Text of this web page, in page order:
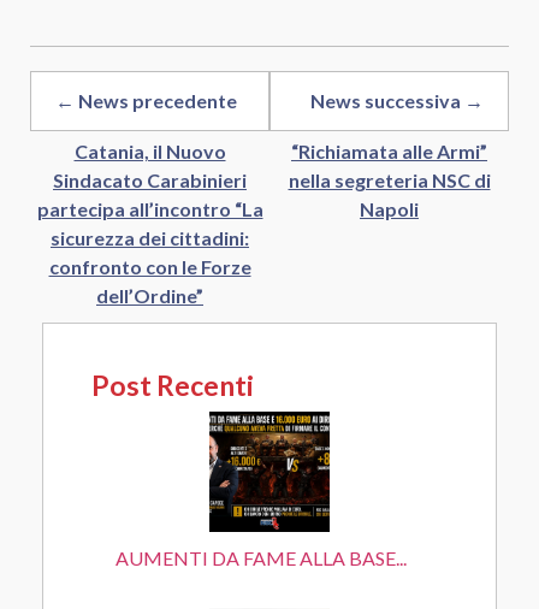
← News precedente
Catania, il Nuovo
Sindacato Carabinieri
partecipa all’incontro “La
sicurezza dei cittadini:
confronto con le Forze
dell’Ordine”
News successiva →
“Richiamata alle Armi”
nella segreteria NSC di
Napoli
Post Recenti
AUMENTI DA FAME ALLA BASE...